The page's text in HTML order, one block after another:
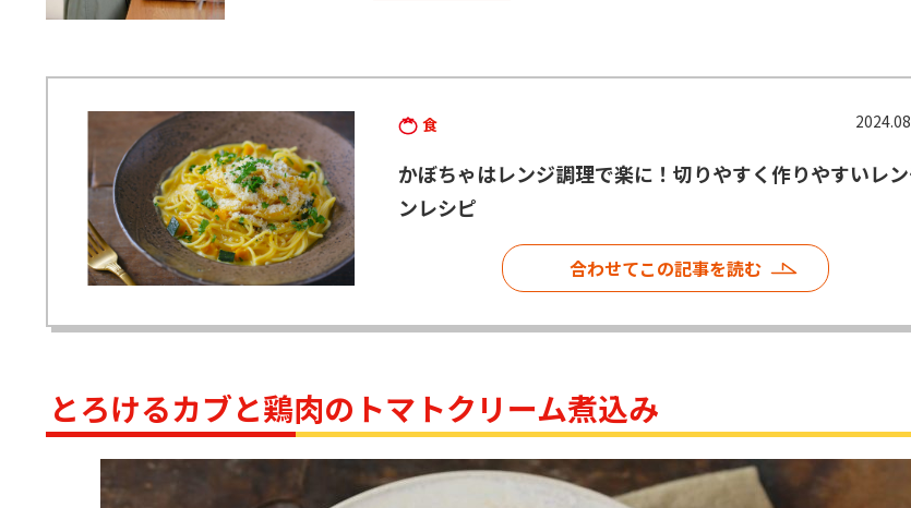
食
かぼちゃはレンジ調理で楽に！切りやすく作りやすいレ
ンレシピ
合わせてこの記事を読む
とろけるカブと鶏肉のトマトクリーム煮込み